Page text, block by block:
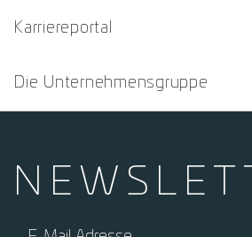
Karriereportal
Die Unternehmensgruppe
NEWS­
E-Mail Adresse